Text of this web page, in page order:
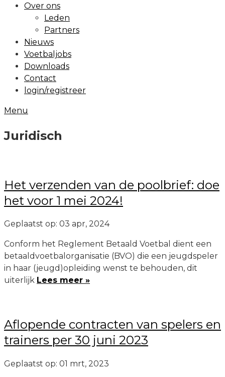
Over ons
Leden
Partners
Nieuws
Voetbaljobs
Downloads
Contact
login/registreer
Menu
Juridisch
Het verzenden van de poolbrief: doe
het voor 1 mei 2024!
Geplaatst op: 03 apr, 2024
Conform het Reglement Betaald Voetbal dient een
betaaldvoetbalorganisatie (BVO) die een jeugdspeler
in haar (jeugd)opleiding wenst te behouden, dit
uiterlijk Lees meer »
Aflopende contracten van spelers en
trainers per 30 juni 2023
Geplaatst op: 01 mrt, 2023